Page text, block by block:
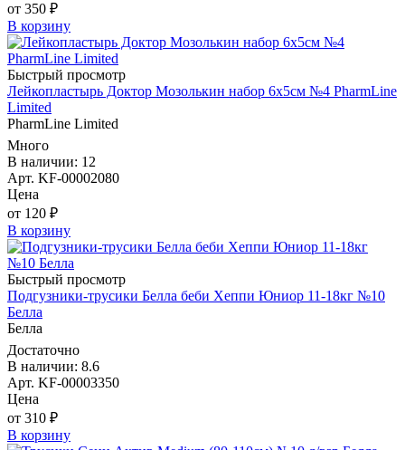
от 350 ₽
В корзину
Быстрый просмотр
Лейкопластырь Доктор Мозолькин набор 6х5см №4 PharmLine
Limited
PharmLine Limited
Много
В наличии: 12
Арт. KF-00002080
Цена
от 120 ₽
В корзину
Быстрый просмотр
Подгузники-трусики Белла беби Хеппи Юниор 11-18кг №10
Белла
Белла
Достаточно
В наличии: 8.6
Арт. KF-00003350
Цена
от 310 ₽
В корзину